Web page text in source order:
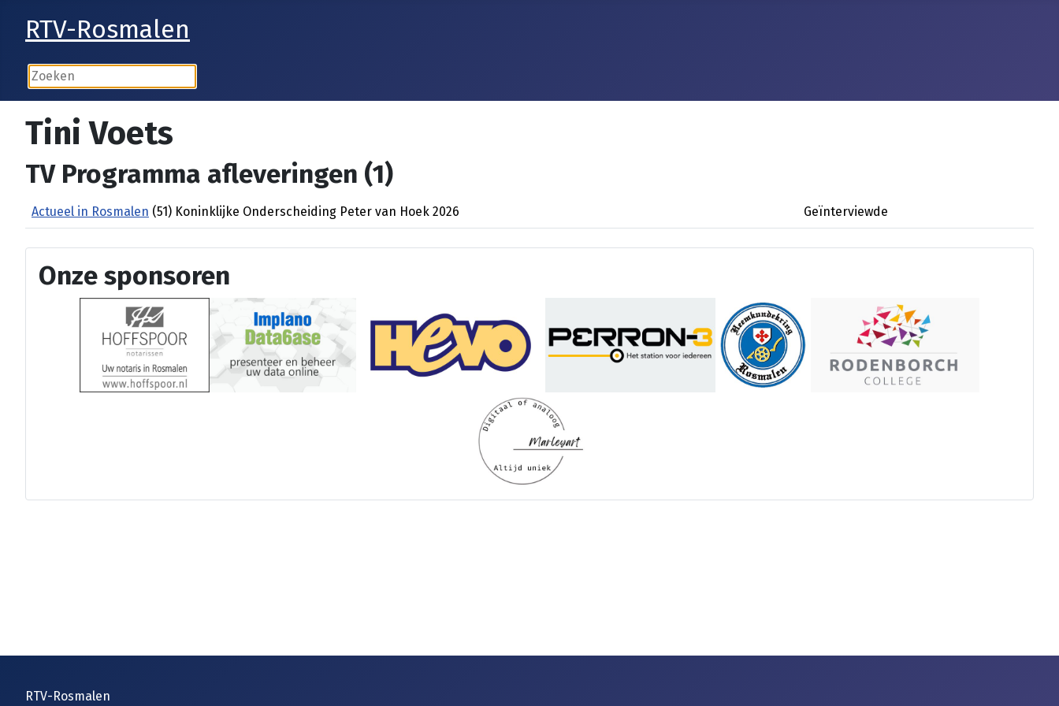
RTV-Rosmalen
Tini Voets
TV Programma afleveringen (1)
Actueel in Rosmalen (51) Koninklijke Onderscheiding Peter van Hoek 2026 Geïnterviewde
Onze sponsoren
RTV-Rosmalen